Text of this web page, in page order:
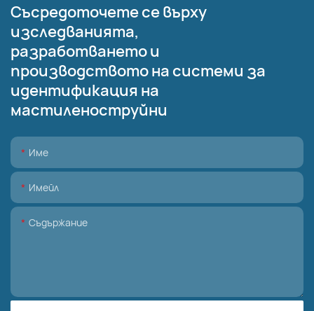
Съсредоточете се върху
изследванията,
разработването и
производството на системи за
идентификация на
мастиленоструйни
Име
Имейл
Съдържание